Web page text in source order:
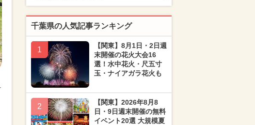
千葉県の人気記事ランキング
1
【関東】8月1日・2日週
末開催の花火大会16
選！水中花火・尺五寸
玉・ナイアガラ花火も
2
【関東】2026年8月8
日・9日週末開催の無料
イベント20選 大規模夏